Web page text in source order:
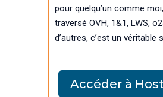
pour quelqu’un comme
traversé OVH, 1&1, LWS,
d’autres, c’est un véritable
Accéder à